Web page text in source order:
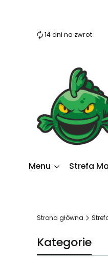
14 dni na zwrot
Menu Strefa
Strona główna
Kategorie